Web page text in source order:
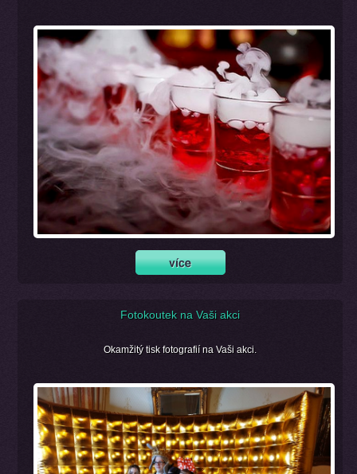
Fotokoutek na Vaši akci
Okamžitý tisk fotografií na Vaši akci.